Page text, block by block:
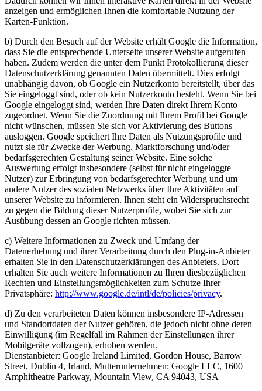
anzeigen und ermöglichen Ihnen die komfortable Nutzung der
Karten-Funktion.
b) Durch den Besuch auf der Website erhält Google die Information,
dass Sie die entsprechende Unterseite unserer Website aufgerufen
haben. Zudem werden die unter dem Punkt Protokollierung dieser
Datenschutzerklärung genannten Daten übermittelt. Dies erfolgt
unabhängig davon, ob Google ein Nutzerkonto bereitstellt, über das
Sie eingeloggt sind, oder ob kein Nutzerkonto besteht. Wenn Sie bei
Google eingeloggt sind, werden Ihre Daten direkt Ihrem Konto
zugeordnet. Wenn Sie die Zuordnung mit Ihrem Profil bei Google
nicht wünschen, müssen Sie sich vor Aktivierung des Buttons
ausloggen. Google speichert Ihre Daten als Nutzungsprofile und
nutzt sie für Zwecke der Werbung, Marktforschung und/oder
bedarfsgerechten Gestaltung seiner Website. Eine solche
Auswertung erfolgt insbesondere (selbst für nicht eingeloggte
Nutzer) zur Erbringung von bedarfsgerechter Werbung und um
andere Nutzer des sozialen Netzwerks über Ihre Aktivitäten auf
unserer Website zu informieren. Ihnen steht ein Widerspruchsrecht
zu gegen die Bildung dieser Nutzerprofile, wobei Sie sich zur
Ausübung dessen an Google richten müssen.
c) Weitere Informationen zu Zweck und Umfang der
Datenerhebung und ihrer Verarbeitung durch den Plug-in-Anbieter
erhalten Sie in den Datenschutzerklärungen des Anbieters. Dort
erhalten Sie auch weitere Informationen zu Ihren diesbezüglichen
Rechten und Einstellungsmöglichkeiten zum Schutze Ihrer
Privatsphäre: http://www.google.de/intl/de/policies/privacy.
d) Zu den verarbeiteten Daten können insbesondere IP-Adressen
und Standortdaten der Nutzer gehören, die jedoch nicht ohne deren
Einwilligung (im Regelfall im Rahmen der Einstellungen ihrer
Mobilgeräte vollzogen), erhoben werden.
Dienstanbieter: Google Ireland Limited, Gordon House, Barrow
Street, Dublin 4, Irland, Mutterunternehmen: Google LLC, 1600
Amphitheatre Parkway, Mountain View, CA 94043, USA